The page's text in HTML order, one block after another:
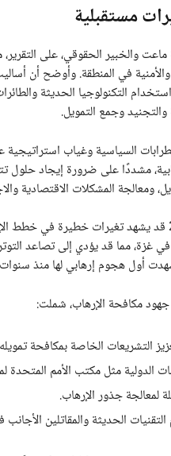
مستقبلية
والخبير الحقوقي، على التقرير،
في المنطقة. وأوضح أن
التكنولوجيا الحديثة
والتجنيد وجمع التمويل.
السياسية وغياب
مشددًا على ضرورة إيجاد حلول
ومعالجة المشكلات الاقتصادية
وحذر التقرير من أن عام 2025 قد يشهد تغيرات
غزة، مما قد يؤدي إلى تصاعد
أول هجوم إرهابي لها منذ
جهود مكافحة الإرهاب، شملت:
التشريعات الخاصة بمكافحة
الدولية مثل مكتب الأمم المتحدة
لمعالجة جذور الإرهاب.
الحديثة والمقاتلين الأجانب